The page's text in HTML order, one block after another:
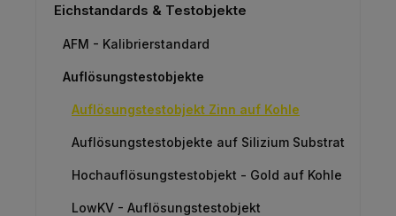
Eichstandards & Testobjekte
AFM - Kalibrierstandard
Auflösungstestobjekte
Auflösungstestobjekt Zinn auf Kohle
Auflösungstestobjekte auf Silizium Substrat
Hochauflösungstestobjekt - Gold auf Kohle
LowKV - Auflösungstestobjekt